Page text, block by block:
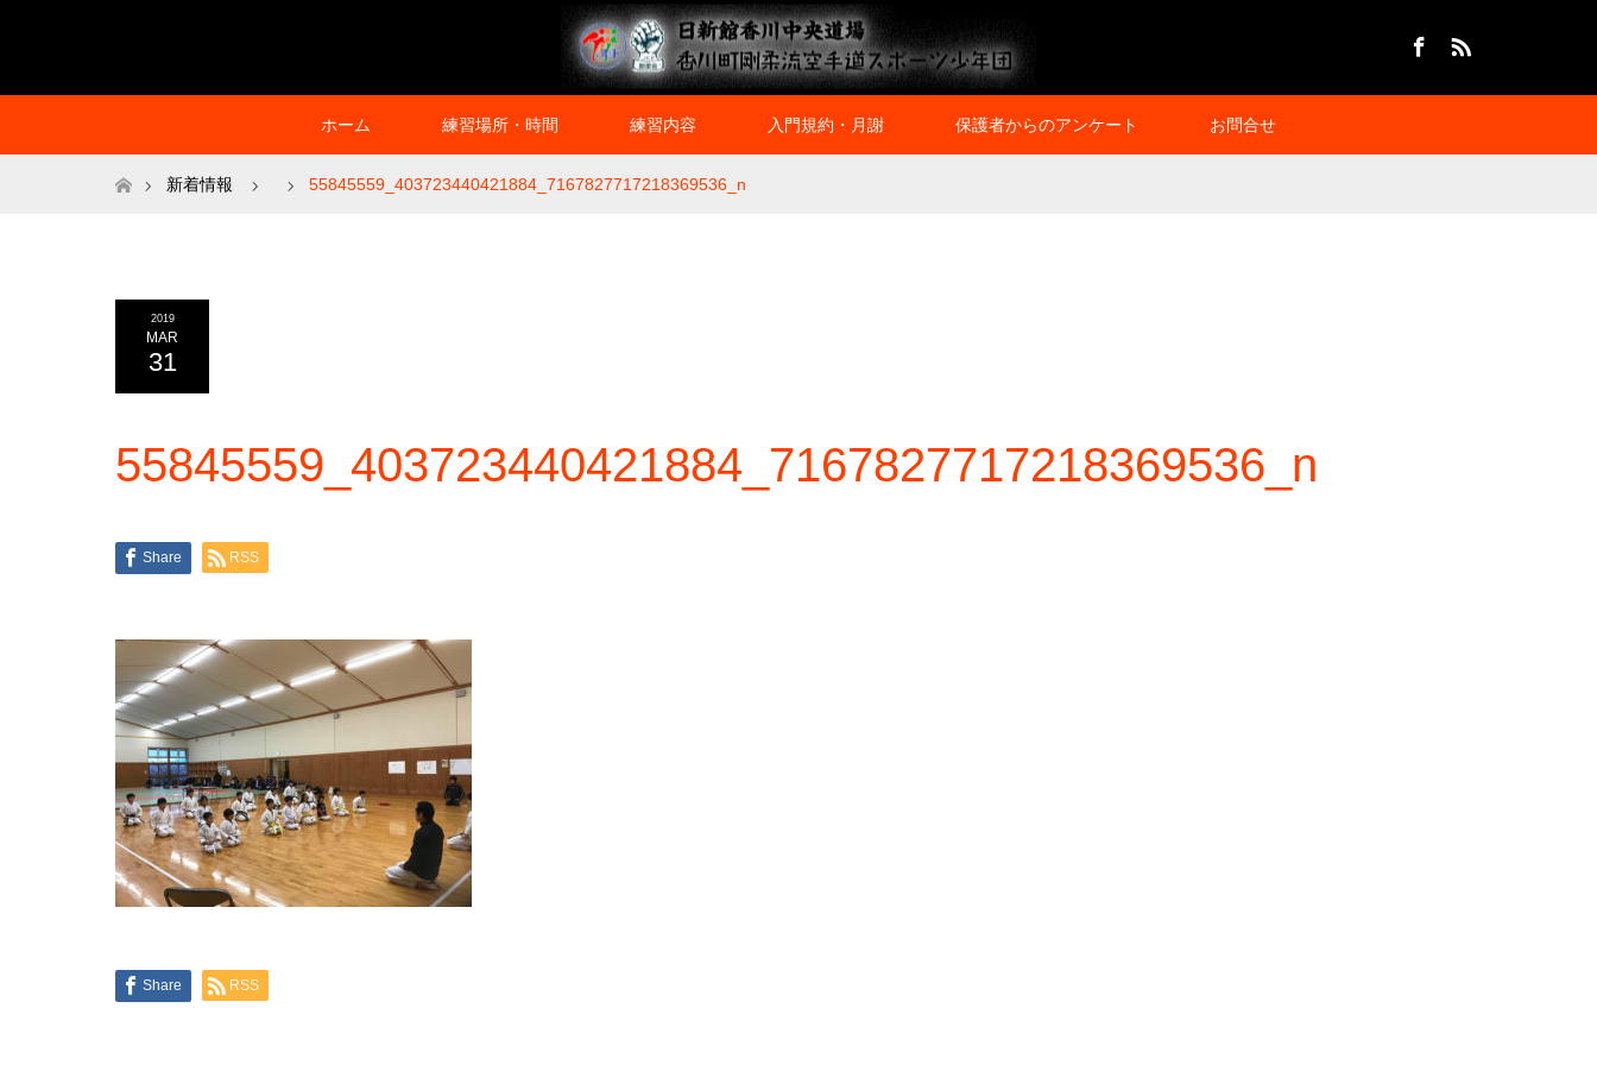
ホーム 練習場所・時間 練習内容 入門規約・月謝 保護者からのアンケート お問合せ
ホーム新着情報 55845559_403723440421884_7167827717218369536_n
2019
MAR
31
55845559_403723440421884_7167827717218369536_n
Share RSS
Share RSS